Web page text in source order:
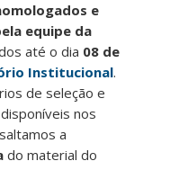
e
equipe da
até o dia 08 de
Institucional.
de seleção e
nos
a
do material do